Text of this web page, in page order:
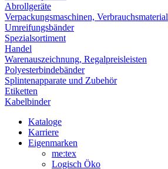
Abrollgeräte
Verpackungsmaschinen, Verbrauchsmaterial
Umreifungsbänder
Spezialsortiment
Handel
Warenauszeichnung, Regalpreisleisten
Polyesterbindebänder
Splintenapparate und Zubehör
Etiketten
Kabelbinder
Kataloge
Karriere
Eigenmarken
me:tex
Logisch Öko